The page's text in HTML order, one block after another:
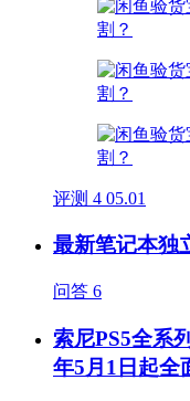
评测 4 05.01
最新笔记本独
问答 6
索尼PS5全系
年5月1日起全